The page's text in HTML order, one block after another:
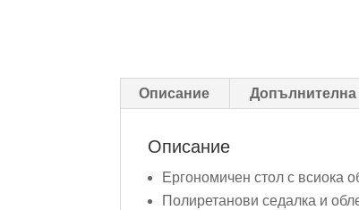
Описание
Описание
Ергономичен стол с всиока
Полиретанови седалка и